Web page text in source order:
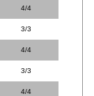
4/4
3/3
4/4
3/3
4/4